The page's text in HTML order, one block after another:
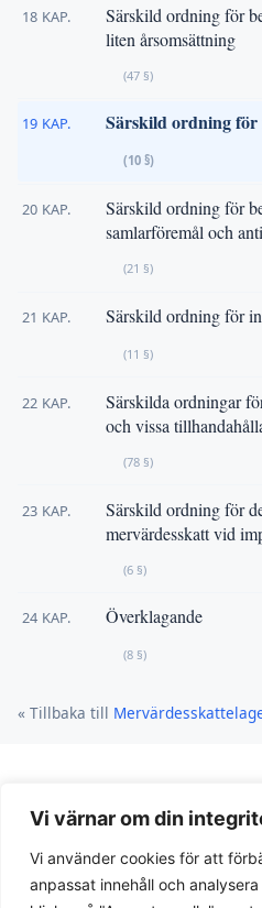
Vi värnar om din
Vi använder cookies för att
anpassat innehåll och
18 KAP.
Särskild ordning för
liten årsomsättning
(47 §)
19 KAP. Särskild ordning för
(10 §)
20 KAP.
Särskild ordning för
samlarföremål och
(21 §)
21 KAP. Särskild ordning för
(11 §)
22 KAP.
Särskilda ordningar
och vissa
(78 §)
23 KAP.
Särskild ordning för
mervärdesskatt vid
(6 §)
24 KAP. Överklagande
(8 §)
« Tillbaka till